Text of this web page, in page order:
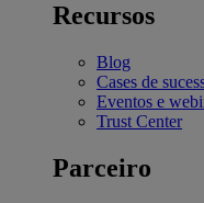
Recursos
Blog
Cases de
Eventos e
Trust Center
Parceiro